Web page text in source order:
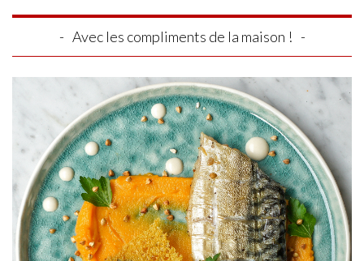
Avec les compliments de la maison !